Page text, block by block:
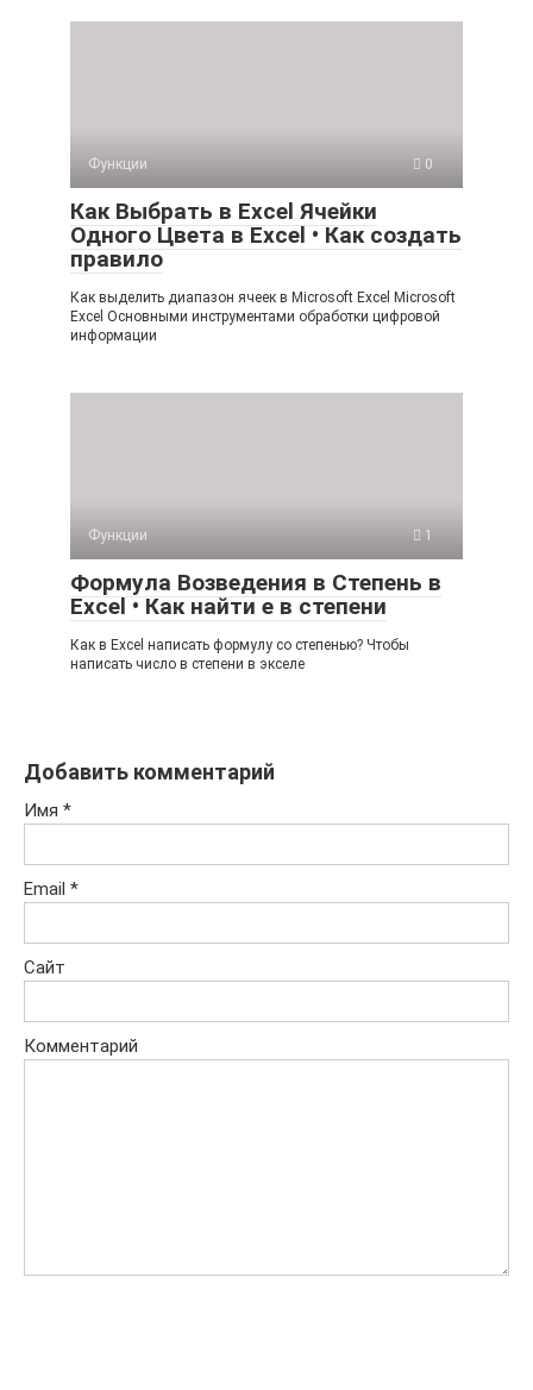
Функции 0
Как Выбрать в Excel Ячейки
Одного Цвета в Excel • Как создать
правило
Как выделить диапазон ячеек в Microsoft Excel Microsoft
Excel Основными инструментами обработки цифровой
информации
Функции 1
Формула Возведения в Степень в
Excel • Как найти е в степени
Как в Excel написать формулу со степенью? Чтобы
написать число в степени в экселе
Добавить комментарий
Имя *
Email *
Сайт
Комментарий